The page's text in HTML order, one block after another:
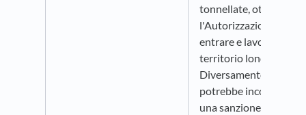
tonnellate, ottengano
l'Autorizzazione
entrare e lavorare nel
territorio londinese.
Diversamente si
potrebbe incorrere in
una sanzione (Penalty